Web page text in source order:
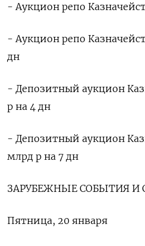
- Аукцион репо
- Аукцион репо
дн
- Депозитный аукцион
р на 4 дн
- Депозитный аукцион
млрд р на 7 дн
ЗАРУБЕЖНЫЕ СОБЫТИЯ И
Пятница, 20 января